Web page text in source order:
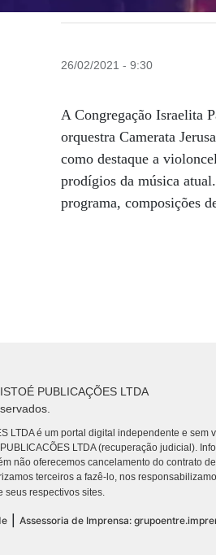
26/02/2021 - 9:30
A Congregação Israelita
orquestra Camerata
como destaque a
prodígios da música
programa, composições
PUBLICAÇÕES LTDA
LTDA é um portal digital independente e
LTDA (recuperação judicial).
não oferecemos cancelamento do contrato
terceiros a fazê-lo, nos
seus respectivos sites.
Assessoria de Imprensa: